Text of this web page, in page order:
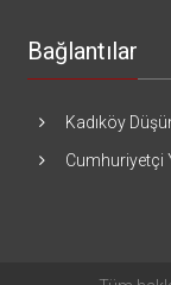
Bağlantılar
Kadıköy
Cumhuriyetçi